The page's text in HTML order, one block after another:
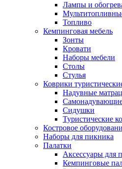
Лампы и
Топливо
Кемпинговая мебель
Зонты
Кровати
Наборы мебели
Столы
Стулья
Коврики
Надувные
Сидушки
Туристические
Костровое
Наборы для пикника
Палатки
Аксессуары для
Кемпинговые